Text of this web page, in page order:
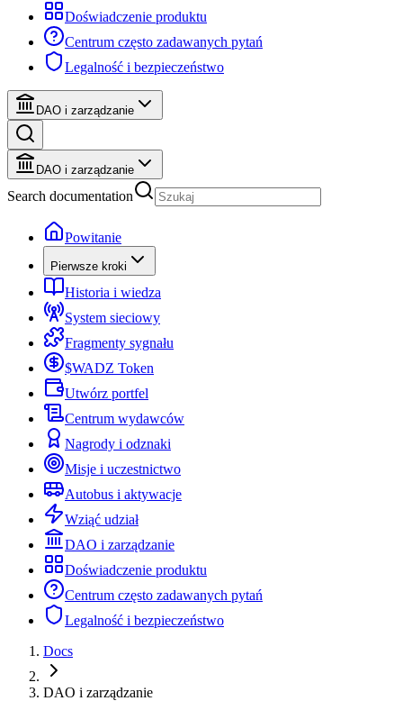
Doświadczenie produktu
Centrum często zadawanych pytań
Legalność i bezpieczeństwo
DAO i zarządzanie
DAO i zarządzanie
Search documentation
Powitanie
Pierwsze kroki
Historia i wiedza
System sieciowy
Fragmenty sygnału
$WADZ Token
Utwórz portfel
Centrum wydawców
Nagrody i odznaki
Misje i uczestnictwo
Autobus i aktywacje
Wziąć udział
DAO i zarządzanie
Doświadczenie produktu
Centrum często zadawanych pytań
Legalność i bezpieczeństwo
Docs
DAO i zarządzanie